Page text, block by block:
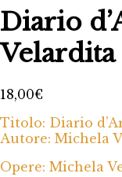
Diario
Velardita
18,00€
Titolo: Diario
Autore: Michela
Opere: Michela